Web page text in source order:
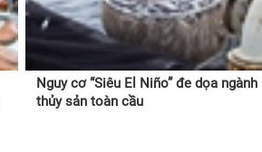
Nguy cơ “Siêu El Niño” đe dọa ngành
thủy sản toàn cầu